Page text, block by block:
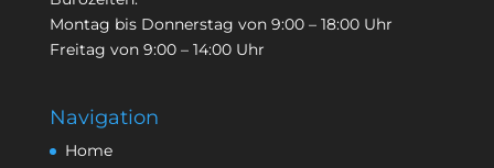
Montag bis Donnerstag von 9:00 – 18:00 Uhr
Freitag von 9:00 – 14:00 Uhr
Navigation
Home